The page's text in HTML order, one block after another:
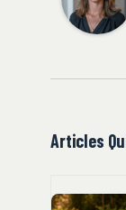
Articles